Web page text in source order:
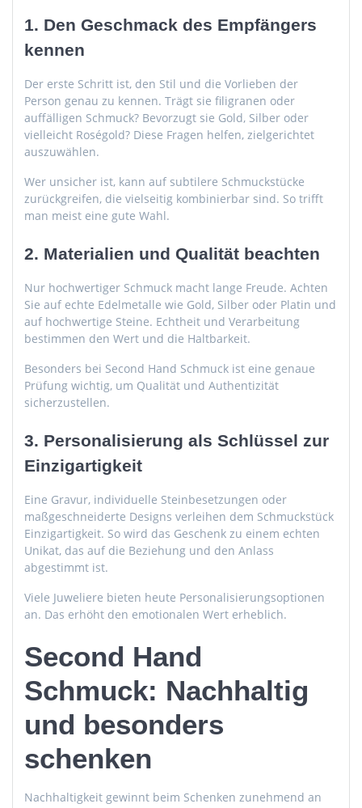
1. Den Geschmack des Empfängers
kennen
Der erste Schritt ist, den Stil und die Vorlieben der
Person genau zu kennen. Trägt sie filigranen oder
auffälligen Schmuck? Bevorzugt sie Gold, Silber oder
vielleicht Roségold? Diese Fragen helfen, zielgerichtet
auszuwählen.
Wer unsicher ist, kann auf subtilere Schmuckstücke
zurückgreifen, die vielseitig kombinierbar sind. So trifft
man meist eine gute Wahl.
2. Materialien und Qualität beachten
Nur hochwertiger Schmuck macht lange Freude. Achten
Sie auf echte Edelmetalle wie Gold, Silber oder Platin und
auf hochwertige Steine. Echtheit und Verarbeitung
bestimmen den Wert und die Haltbarkeit.
Besonders bei Second Hand Schmuck ist eine genaue
Prüfung wichtig, um Qualität und Authentizität
sicherzustellen.
3. Personalisierung als Schlüssel zur
Einzigartigkeit
Eine Gravur, individuelle Steinbesetzungen oder
maßgeschneiderte Designs verleihen dem Schmuckstück
Einzigartigkeit. So wird das Geschenk zu einem echten
Unikat, das auf die Beziehung und den Anlass
abgestimmt ist.
Viele Juweliere bieten heute Personalisierungsoptionen
an. Das erhöht den emotionalen Wert erheblich.
Second Hand
Schmuck: Nachhaltig
und besonders
schenken
Nachhaltigkeit gewinnt beim Schenken zunehmend an